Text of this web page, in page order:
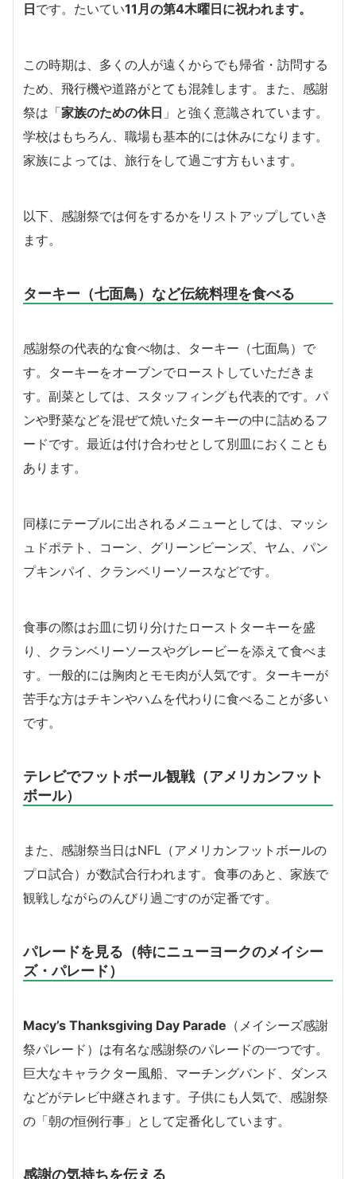
日です。たいてい11月の第4木曜日に祝われます。
この時期は、多くの人が遠くからでも帰省・訪問する
ため、飛行機や道路がとても混雑します。また、感謝
祭は「家族のための休日 」と強く意識されています。
学校はもちろん、職場も基本的には休みになります。
家族によっては、旅行をして過ごす方もいます。
以下、感謝祭では何をするかをリストアップしていき
ます。
ターキー（七面鳥）など伝統料理を食べる
感謝祭の代表的な食べ物は、ターキー（七面鳥）で
す。ターキーをオーブンでローストしていただきま
す。副菜としては、スタッフィングも代表的です。パ
ンや野菜などを混ぜて焼いたターキーの中に詰めるフ
ードです。最近は付け合わせとして別皿におくことも
あります。
同様にテーブルに出されるメニューとしては、マッシ
ュドポテト、コーン、グリーンビーンズ、ヤム、パン
プキンパイ、クランベリーソースなどです。
食事の際はお皿に切り分けたローストターキーを盛
り、クランベリーソースやグレービーを添えて食べま
す。一般的には胸肉とモモ肉が人気です。ターキーが
苦手な方はチキンやハムを代わりに食べることが多い
です。
テレビでフットボール観戦（アメリカンフット
ボール）
また、感謝祭当日はNFL（アメリカンフットボールの
プロ試合）が数試合行われます。食事のあと、家族で
観戦しながらのんびり過ごすのが定番です。
パレードを見る（特にニューヨークのメイシー
ズ・パレード）
Macy’s Thanksgiving Day Parade （メイシーズ感謝
祭パレード）は有名な感謝祭のパレードの一つです。
巨大なキャラクター風船、マーチングバンド、ダンス
などがテレビ中継されます。子供にも人気で、感謝祭
の「朝の恒例行事」として定番化しています。
感謝の気持ちを伝える